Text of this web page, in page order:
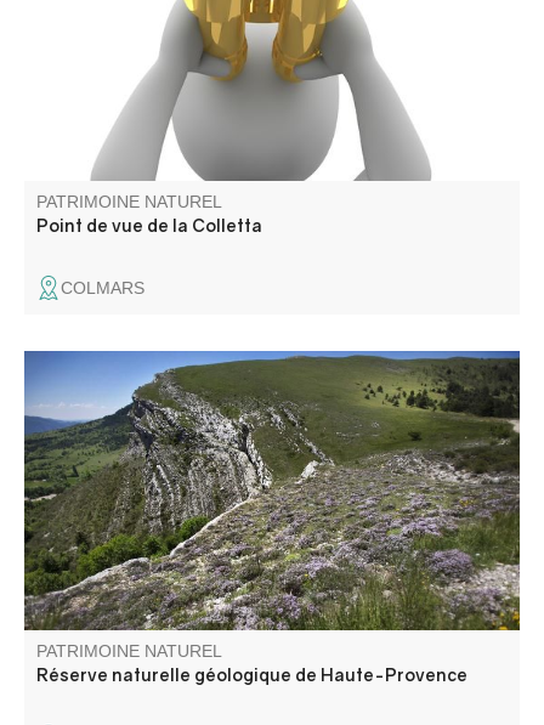
PATRIMOINE NATUREL
Point de vue de la Colletta
COLMARS
La réserve naturelle géologique de Haute-Provence
située entre le Verdon et la Durance est labellisé pour la
diversité de ses paysages, témoins du passé géologique
de ce massif et de la Terre. Elle est la plus grande réserve
de ce type en Europe.
PATRIMOINE NATUREL
Réserve naturelle géologique de Haute-Provence